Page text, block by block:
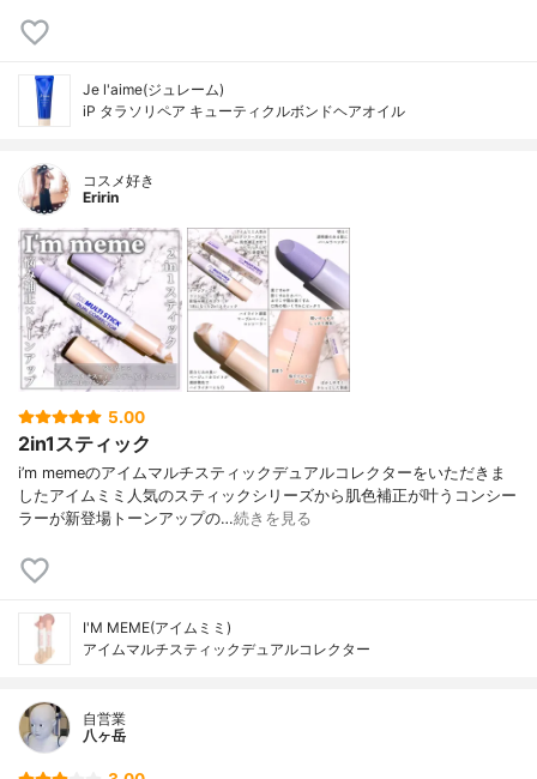
Je l'aime(ジュレーム)
iP タラソリペア キューティクルボンドヘアオイル
コスメ好き
Eririn
5.00
2in1スティック
i’m memeのアイムマルチスティックデュアルコレクターをいただきま
したアイムミミ人気のスティックシリーズから肌色補正が叶うコンシー
ラーが新登場トーンアップの…続きを見る
I'M MEME(アイムミミ)
アイムマルチスティックデュアルコレクター
自営業
八ヶ岳